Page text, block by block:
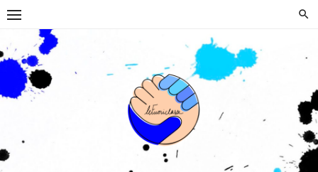
Skip
content